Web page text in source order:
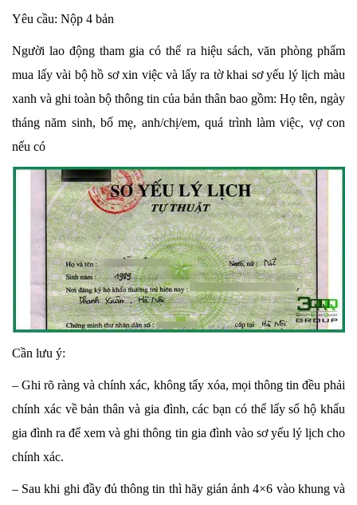
Yêu cầu: Nộp 4 bản
Người lao động tham gia có thể ra hiệu sách, văn phòng phẩm
mua lấy vài bộ hồ sơ xin việc và lấy ra tờ khai sơ yếu lý lịch màu
xanh và ghi toàn bộ thông tin của bản thân bao gồm: Họ tên, ngày
tháng năm sinh, bố mẹ, anh/chị/em, quá trình làm việc, vợ con
nếu có
Cần lưu ý:
– Ghi rõ ràng và chính xác, không tẩy xóa, mọi thông tin đều phải
chính xác về bản thân và gia đình, các bạn có thể lấy sổ hộ khẩu
gia đình ra để xem và ghi thông tin gia đình vào sơ yếu lý lịch cho
chính xác.
– Sau khi ghi đầy đủ thông tin thì hãy gián ảnh 4×6 vào khung và